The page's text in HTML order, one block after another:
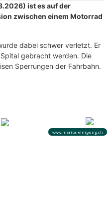
GmbH
finden
seitlich-frontaler
gesperrt